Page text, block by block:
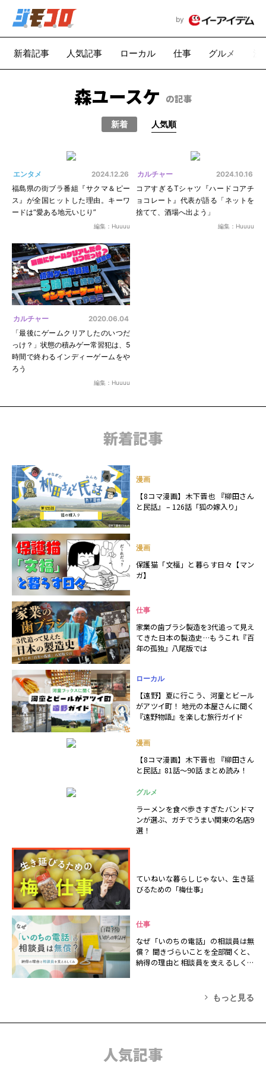
by
新着記事 人気記事 ローカル 仕事 グルメ
森ユースケ の記事
新着 人気順
エンタメ 2024.12.26
福島県の街ブラ番組『サクマ＆ピー
ス』が全国ヒットした理由。キーワ
ードは“愛ある地元いじり”
編集：Huuuu
カルチャー 2024.10.16
コアすぎるTシャツ『ハードコアチ
ョコレート』代表が語る「ネットを
捨てて、酒場へ出よう」
編集：Huuuu
カルチャー 2020.06.04
「最後にゲームクリアしたのいつだ
っけ？」状態の積みゲー常習犯は、5
時間で終わるインディーゲームをや
ろう
編集：Huuuu
新着記事
漫画
【8コマ漫画】木下晋也 『柳田さん
と民話』 – 126話「狐の嫁入り」
漫画
保護猫「文福」と暮らす日々【マン
ガ】
仕事
家業の歯ブラシ製造を3代追って見え
てきた日本の製造史…もうこれ『百
年の孤独』八尾版では
ローカル
【遠野】夏に行こう、河童とビール
がアツイ町！ 地元の本屋さんに聞く
『遠野物語』を楽しむ旅行ガイド
漫画
【8コマ漫画】木下晋也 『柳田さん
と民話』81話～90話 まとめ読み！
グルメ
ラーメンを食べ歩きすぎたバンドマ
ンが選ぶ、ガチでうまい関東の名店9
選！
ていねいな暮らしじゃない、生き延
びるための「梅仕事」
仕事
なぜ「いのちの電話」の相談員は無
償？ 聞きづらいことを全部聞くと、
納得の理由と相談員を支えるしくみ
もっと見る
人気記事